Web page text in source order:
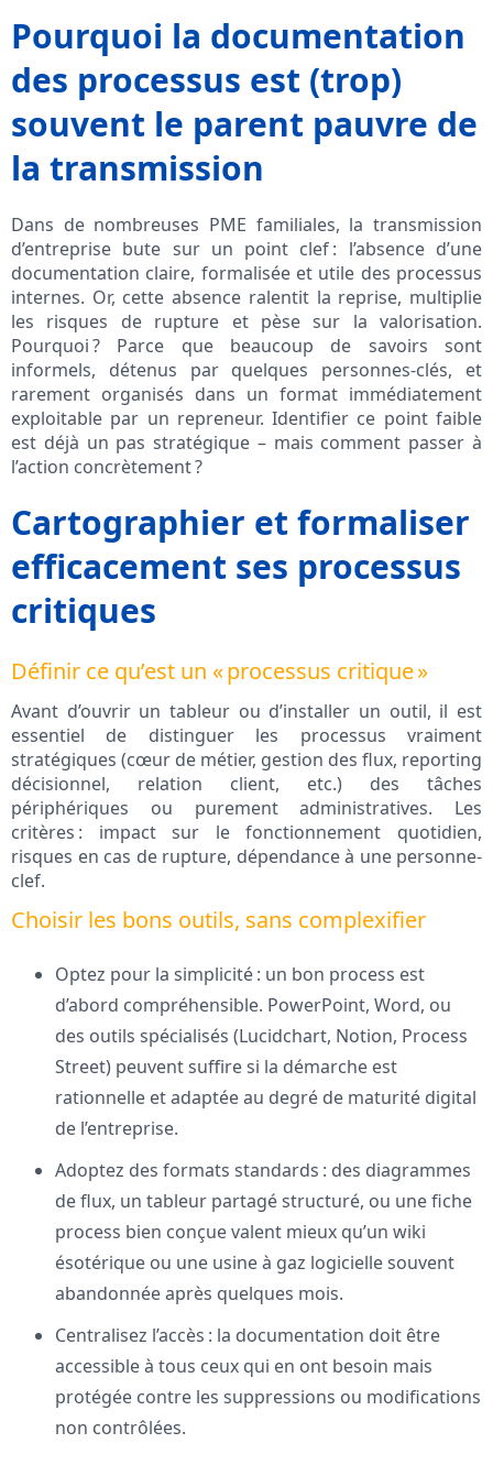
Pourquoi la documentation
des processus est (trop)
souvent le parent pauvre de
la transmission
Dans de nombreuses PME familiales, la transmission
d’entreprise bute sur un point clef : l’absence d’une
documentation claire, formalisée et utile des processus
internes. Or, cette absence ralentit la reprise, multiplie
les risques de rupture et pèse sur la valorisation.
Pourquoi ? Parce que beaucoup de savoirs sont
informels, détenus par quelques personnes-clés, et
rarement organisés dans un format immédiatement
exploitable par un repreneur. Identifier ce point faible
est déjà un pas stratégique – mais comment passer à
l’action concrètement ?
Cartographier et formaliser
efficacement ses processus
critiques
Définir ce qu’est un « processus critique »
Avant d’ouvrir un tableur ou d’installer un outil, il est
essentiel de distinguer les processus vraiment
stratégiques (cœur de métier, gestion des flux, reporting
décisionnel, relation client, etc.) des tâches
périphériques ou purement administratives. Les
critères : impact sur le fonctionnement quotidien,
risques en cas de rupture, dépendance à une personne-
clef.
Choisir les bons outils, sans complexifier
Optez pour la simplicité : un bon process est
d’abord compréhensible. PowerPoint, Word, ou
des outils spécialisés (Lucidchart, Notion, Process
Street) peuvent suffire si la démarche est
rationnelle et adaptée au degré de maturité digital
de l’entreprise.
Adoptez des formats standards : des diagrammes
de flux, un tableur partagé structuré, ou une fiche
process bien conçue valent mieux qu’un wiki
ésotérique ou une usine à gaz logicielle souvent
abandonnée après quelques mois.
Centralisez l’accès : la documentation doit être
accessible à tous ceux qui en ont besoin mais
protégée contre les suppressions ou modifications
non contrôlées.